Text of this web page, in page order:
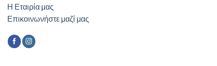
Η Εταιρία μας
Επικοινωνήστε μαζί μας